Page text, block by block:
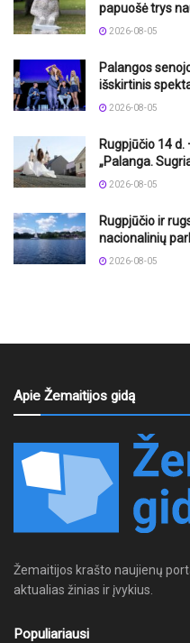
papuošė trys
2026-08-05
Palangos
išskirtinis
2026-08-05
Rugpjūčio 14
„Palanga.
2026-08-05
Rugpjūčio ir
nacionalinių
2026-08-05
Apie Žemaitijos gidą
Žemaitijos krašto naujienų
aktualias žinias ir įvykius.
Populiariausi